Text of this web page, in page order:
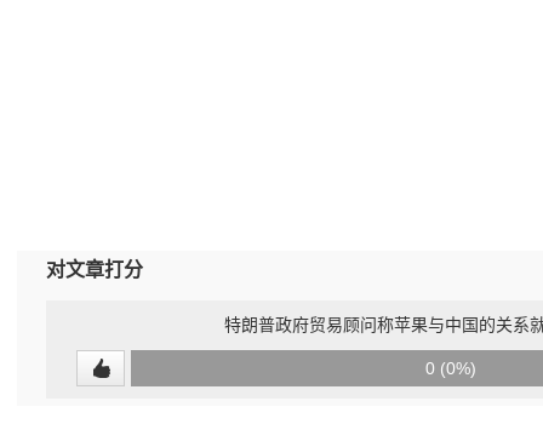
对文章打分
特朗​​普政府贸易顾问称苹果与中国的关系
0 (0%)